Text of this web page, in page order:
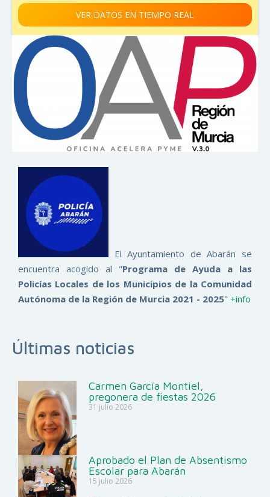
VER DATOS EN TIEMPO REAL
El Ayuntamiento de Abarán se
encuentra acogido al "Programa de Ayuda a las
Policías Locales de los Municipios de la Comunidad
Autónoma de la Región de Murcia 2021 - 2025" +info
Últimas noticias
Carmen García Montiel,
pregonera de fiestas 2026
31 julio 2026
Aprobado el Plan de Absentismo
Escolar para Abarán
15 julio 2026